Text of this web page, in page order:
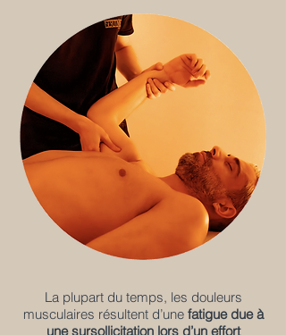
La plupart du temps, les douleurs
musculaires résultent d’une fatigue due à
une sursollicitation lors d’un effort